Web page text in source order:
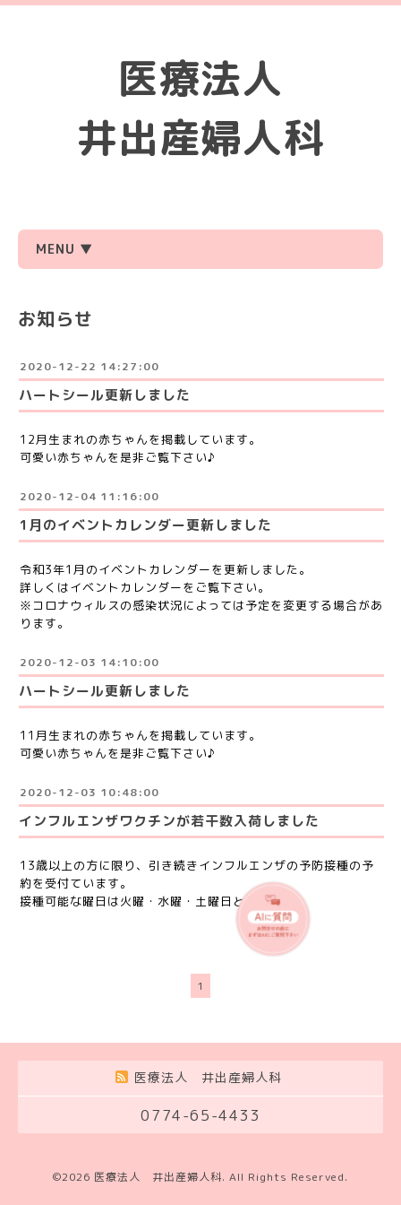
医療法人
井出産婦人科
MENU ▼
お知らせ
2020-12-22 14:27:00
ハートシール更新しました
12月生まれの赤ちゃんを掲載しています。
可愛い赤ちゃんを是非ご覧下さい♪
2020-12-04 11:16:00
1月のイベントカレンダー更新しました
令和3年1月のイベントカレンダーを更新しました。
詳しくはイベントカレンダーをご覧下さい。
※コロナウィルスの感染状況によっては予定を変更する場合があ
ります。
2020-12-03 14:10:00
ハートシール更新しました
11月生まれの赤ちゃんを掲載しています。
可愛い赤ちゃんを是非ご覧下さい♪
2020-12-03 10:48:00
インフルエンザワクチンが若干数入荷しました
13歳以上の方に限り、引き続きインフルエンザの予防接種の予
約を受付ています。
接種可能な曜日は火曜・水曜・土曜日となります。
1
医療法人 井出産婦人科
0774-65-4433
©2026 医療法人 井出産婦人科. All Rights Reserved.